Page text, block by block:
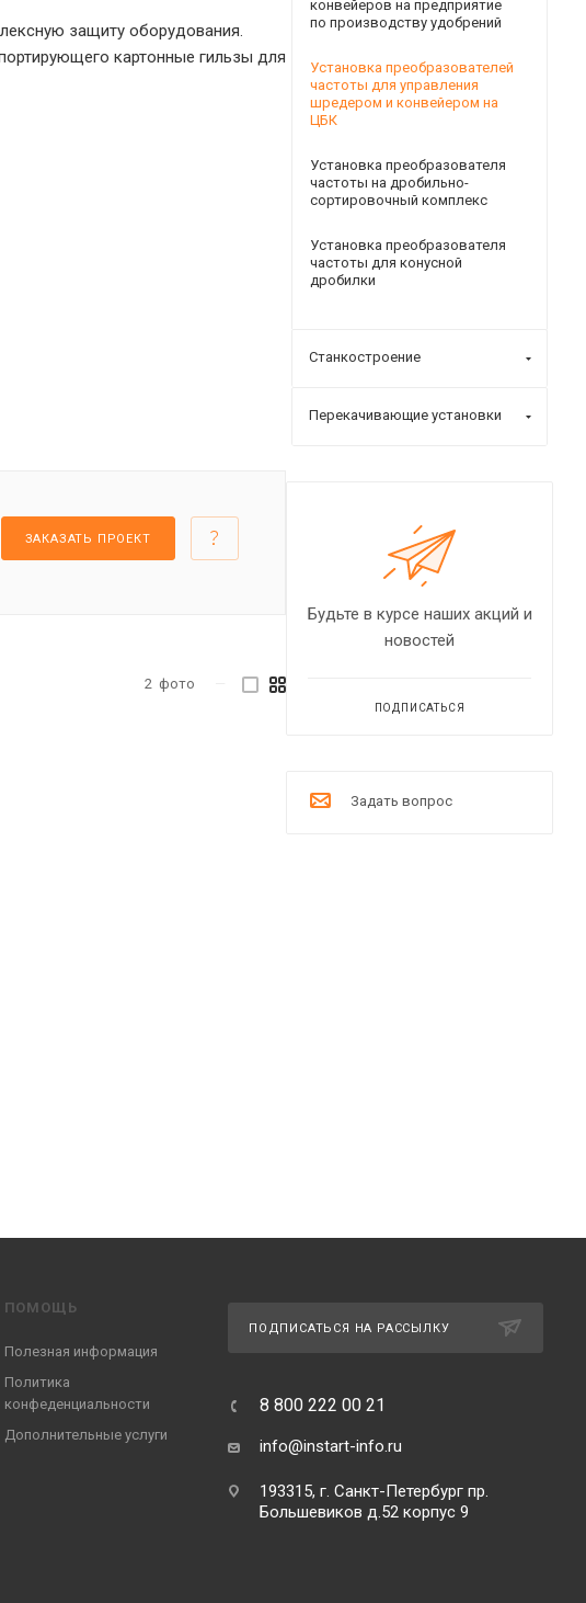
защиту оборудования.
картонные гильзы для
ЗАКАЗАТЬ ПРОЕКТ
2 фото
конвейеров на предприятие
по производству удобрений
Установка преобразователей
частоты для управления
шредером и конвейером на
ЦБК
Установка преобразователя
частоты на дробильно-
сортировочный комплекс
Установка преобразователя
частоты для конусной
дробилки
Станкостроение
Перекачивающие установки
Будьте в курсе наших акций и
новостей
ПОДПИСАТЬСЯ
Задать вопрос
ПОМОЩЬ
Полезная информация
Политика
конфеденциальности
Дополнительные услуги
ПОДПИСАТЬСЯ НА РАССЫЛКУ
8 800 222 00 21
info@instart-info.ru
193315, г. Санкт-Петербург пр.
Большевиков д.52 корпус 9